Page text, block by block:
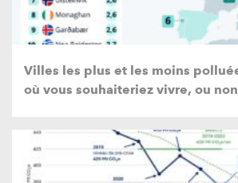
Villes les plus et les moins
où vous souhaiteriez vivre, ou